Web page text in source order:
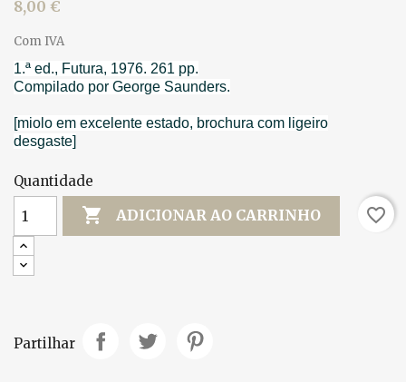
8,00 €
Com IVA
1.ª ed., Futura, 1976. 261 pp.
Compilado por George Saunders.
[miolo em excelente estado, brochura com ligeiro
desgaste]
Quantidade
 ADICIONAR AO CARRINHO favorite_border
Partilhar